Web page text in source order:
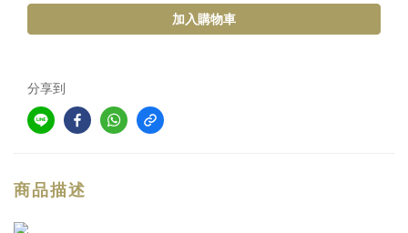
加入購物車
分享到
商品描述